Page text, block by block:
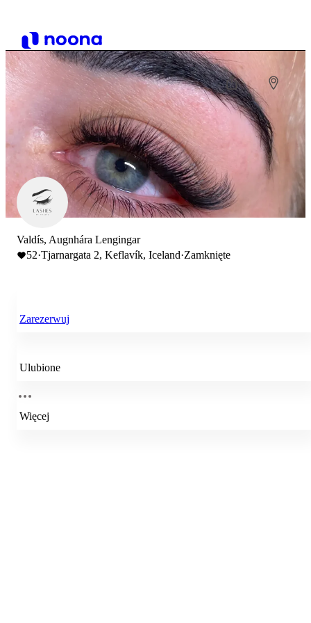
Valdís, Augnhára Lengingar
52·Tjarnargata 2, Keflavík, Iceland·Zamknięte
Zarezerwuj
Ulubione
Więcej